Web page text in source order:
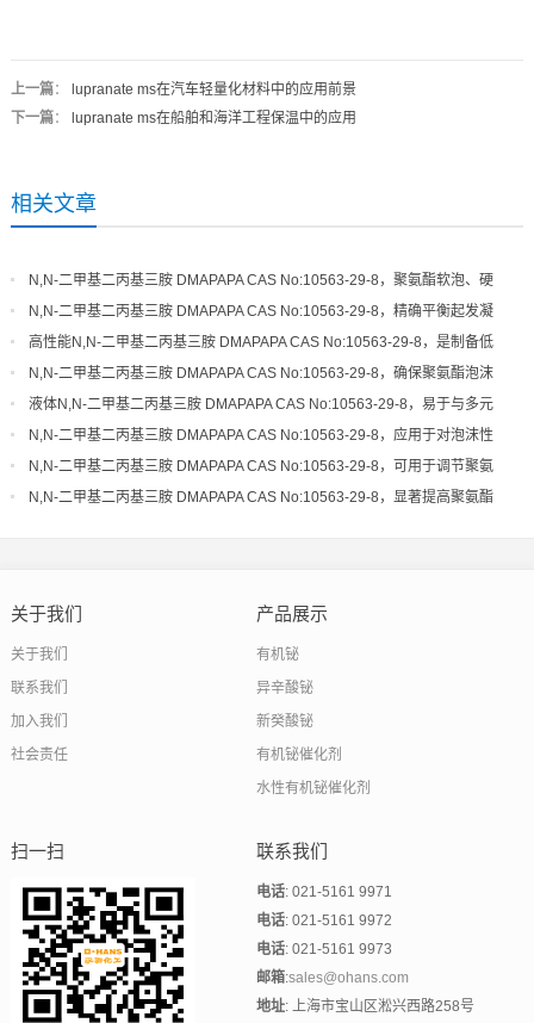
上一篇： lupranate ms在汽车轻量化材料中的应用前景
下一篇： lupranate ms在船舶和海洋工程保温中的应用
相关文章
N,N-二甲基二丙基三胺 DMAPAPA CAS No:10563-29-8，聚氨酯软泡、硬
泡体系的高效平衡催化剂
N,N-二甲基二丙基三胺 DMAPAPA CAS No:10563-29-8，精确平衡起发凝
胶速率，优化泡沫结构细度
高性能N,N-二甲基二丙基三胺 DMAPAPA CAS No:10563-29-8，是制备低
气味、高品质聚氨酯的关键
N,N-二甲基二丙基三胺 DMAPAPA CAS No:10563-29-8，确保聚氨酯泡沫
具有良好的尺寸稳定性和回弹性
液体N,N-二甲基二丙基三胺 DMAPAPA CAS No:10563-29-8，易于与多元
醇混合，催化活性稳定可靠
N,N-二甲基二丙基三胺 DMAPAPA CAS No:10563-29-8，应用于对泡沫性
能和环保性有严格要求的领域
N,N-二甲基二丙基三胺 DMAPAPA CAS No:10563-29-8，可用于调节聚氨
酯体系的起发和凝胶活性
N,N-二甲基二丙基三胺 DMAPAPA CAS No:10563-29-8，显著提高聚氨酯
关于我们
关于我们
联系我们
加入我们
社会责任
产品展示
有机铋
异辛酸铋
新癸酸铋
有机铋催化剂
水性有机铋催化剂
扫一扫 联系我们
电话: 021-5161 9971
电话: 021-5161 9972
电话: 021-5161 9973
邮箱:sales@ohans.com
地址: 上海市宝山区淞兴西路258号